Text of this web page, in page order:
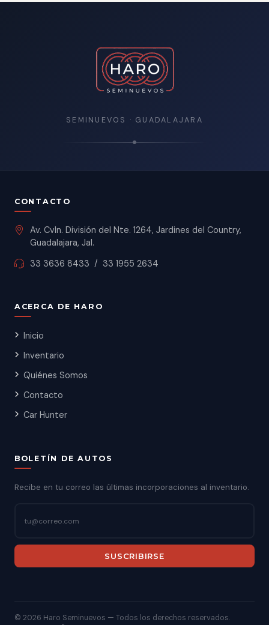
SEMINUEVOS · GUADALAJARA
CONTACTO
Av. Cvln. División del Nte. 1264, Jardines del Country,
Guadalajara, Jal.
33 3636 8433 / 33 1955 2634
ACERCA DE HARO
Inicio
Inventario
Quiénes Somos
Contacto
Car Hunter
BOLETÍN DE AUTOS
Recibe en tu correo las últimas incorporaciones al inventario.
SUSCRIBIRSE
© 2026 Haro Seminuevos — Todos los derechos reservados.